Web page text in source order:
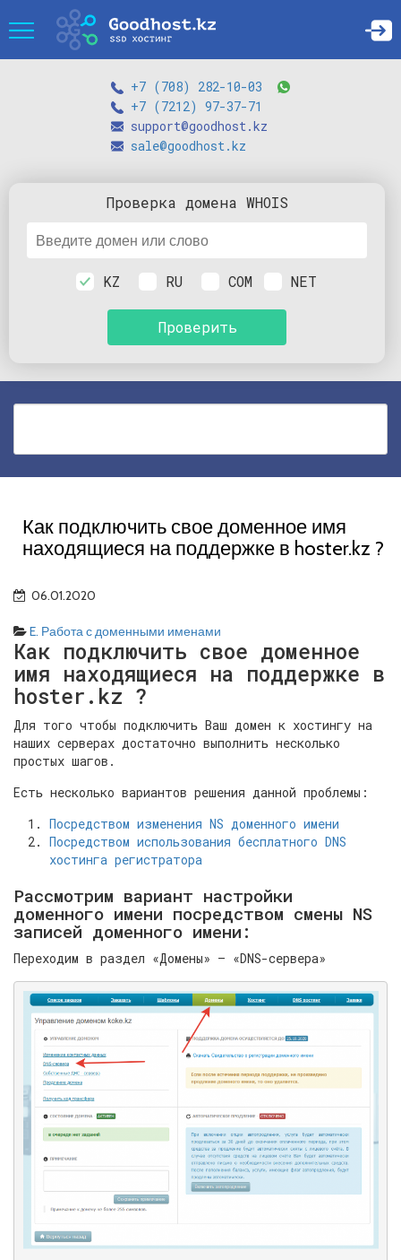
+7 (708) 282-10-03
+7 (7212) 97-37-71
support@goodhost.kz
sale@goodhost.kz
Проверка домена WHOIS
Проверить
KZ RU COM NET
Как подключить свое доменное имя
находящиеся на поддержке в hoster.kz ?
06.01.2020
E. Работа с доменными именами
Как подключить свое доменное
имя находящиеся на поддержке в
hoster.kz ?
Для того чтобы подключить Ваш домен к хостингу на
наших серверах достаточно выполнить несколько
простых шагов.
Есть несколько вариантов решения данной проблемы:
Посредством изменения NS доменного имени
Посредством использования бесплатного DNS
хостинга регистратора
Рассмотрим вариант настройки
доменного имени посредством смены NS
записей доменного имени:
Переходим в раздел «Домены» — «DNS-сервера»